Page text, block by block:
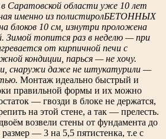
в Саратовской области уже 10 лет
именно из полистиролБЕТОННЫХ
блоков 10 см, изнутри проложена
Зимой топится раз в неделю — при
от кирпичной печи с
кондиции, парься — не хочу.
снаружи даже не штукатурили —
Монтаж идеально быстрый и
правильной формы и их можно
— гвозди в блоке не держатся,
на этой стене, а так — прелесть.
возвели стены от фундамента до
— 3 на 5,5 пятистенка, т.е с